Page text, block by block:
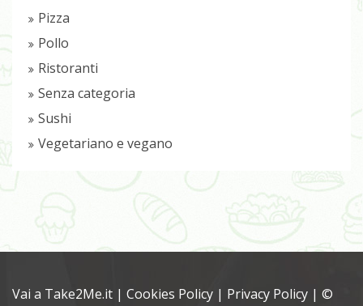
Pizza
Pollo
Ristoranti
Senza categoria
Sushi
Vegetariano e vegano
Vai a Take2Me.it | Cookies Policy | Privacy Policy | ©